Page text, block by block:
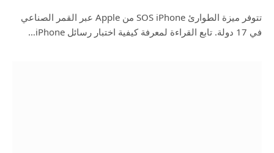
تتوفر ميزة الطوارئ SOS iPhone من Apple عبر القمر الصناعي
في 17 دولة. تابع القراءة لمعرفة كيفية اختبار رسائل iPhone…